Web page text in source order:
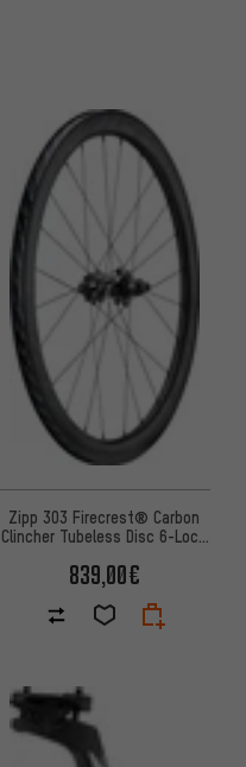
Zipp 303 Firecrest® Carbon
Clincher Tubeless Disc 6-Loch
839,00€